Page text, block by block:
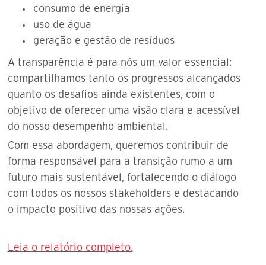
consumo de energia
uso de água
geração e gestão de resíduos
A transparência é para nós um valor essencial:
compartilhamos tanto os progressos alcançados
quanto os desafios ainda existentes, com o
objetivo de oferecer uma visão clara e acessível
do nosso desempenho ambiental.
Com essa abordagem, queremos contribuir de
forma responsável para a transição rumo a um
futuro mais sustentável, fortalecendo o diálogo
com todos os nossos stakeholders e destacando
o impacto positivo das nossas ações.
Leia o relatório completo.